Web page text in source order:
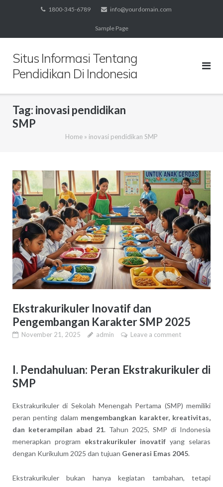
1800-345-6789 info@yourdomain.com
Sample Page
Situs Informasi Tentang
Pendidikan Di Indonesia
Tag: inovasi pendidikan
SMP
Home » inovasi pendidikan SMP
Ekstrakurikuler Inovatif dan
Pengembangan Karakter SMP 2025
November 21, 2025 admin Leave a comment
I. Pendahuluan: Peran Ekstrakurikuler di
SMP
Ekstrakurikuler di Sekolah Menengah Pertama (SMP) memiliki
peran penting dalam mengembangkan karakter, kreativitas,
dan keterampilan abad 21. Tahun 2025, SMP di Indonesia
menerapkan program ekstrakurikuler inovatif yang selaras
dengan Kurikulum 2025 dan tujuan Generasi Emas 2045.
Ekstrakurikuler bukan hanya kegiatan tambahan, tetapi